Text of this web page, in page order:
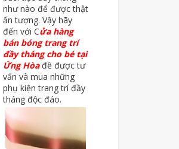
như nào để được thật
ấn tượng. Vậy hãy
đến với Cửa hàng
bán bóng trang trí
đầy tháng cho bé tại
Ứng Hòađề được tư
vấn và mua những
phụ kiện trang trí đầy
tháng độc đáo.